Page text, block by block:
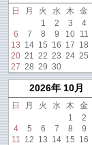
日 月 火 水 木 金
1
2 3 4
6
7 8 9 10 11
13 14 15 16 17 18
20 21 22 23 24 25
27 28 29 30
2026年 10月
日 月 火 水 木 金
1
2
4
5 6 7 8 9
11 12 13 14 15 16